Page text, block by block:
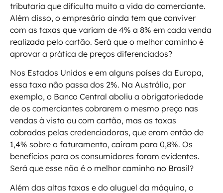
tributaria que dificulta muito a vida do comerciante.
Além disso, o empresário ainda tem que conviver
com as taxas que variam de 4% a 8% em cada venda
realizada pelo cartão. Será que o melhor caminho é
aprovar a prática de preços diferenciados?
Nos Estados Unidos e em alguns países da Europa,
essa taxa não passa dos 2%. Na Austrália, por
exemplo, o Banco Central aboliu a obrigatoriedade
de os comerciantes cobrarem o mesmo preço nas
vendas à vista ou com cartão, mas as taxas
cobradas pelas credenciadoras, que eram então de
1,4% sobre o faturamento, caíram para 0,8%. Os
benefícios para os consumidores foram evidentes.
Será que esse não é o melhor caminho no Brasil?
Além das altas taxas e do aluguel da máquina, o